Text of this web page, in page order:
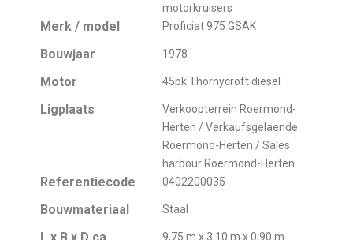
motorkruisers
Merk / model Proficiat 975 GSAK
Bouwjaar 1978
Motor 45pk Thornycroft diesel
Ligplaats
Verkoopterrein Roermond-
Herten / Verkaufsgelaende
Roermond-Herten / Sales
harbour Roermond-Herten
Referentiecode 0402200035
Bouwmateriaal Staal
9,75 m x 3,10 m x 0,90 m